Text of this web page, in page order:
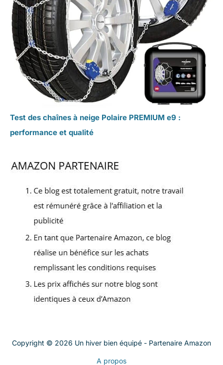
Test des chaînes à neige Polaire PREMIUM e9 :
performance et qualité
Copyright © 2026 Un hiver bien équipé - Partenaire Amazon
A propos